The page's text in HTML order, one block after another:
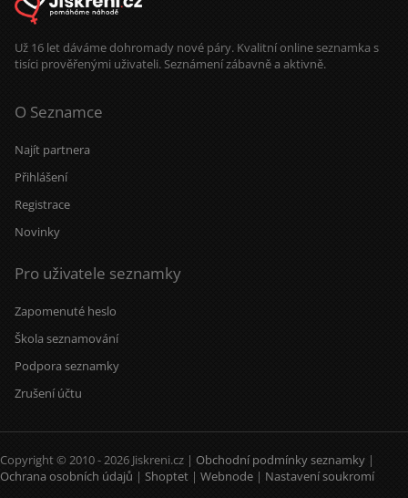
Už 16 let dáváme dohromady nové páry. Kvalitní online seznamka s
tisíci prověřenými uživateli. Seznámení zábavně a aktivně.
O Seznamce
Najít partnera
Přihlášení
Registrace
Novinky
Pro uživatele seznamky
Zapomenuté heslo
Škola seznamování
Podpora seznamky
Zrušení účtu
Copyright © 2010 - 2026 Jiskreni.cz | Obchodní podmínky seznamky |
Ochrana osobních údajů | Shoptet | Webnode | Nastavení soukromí